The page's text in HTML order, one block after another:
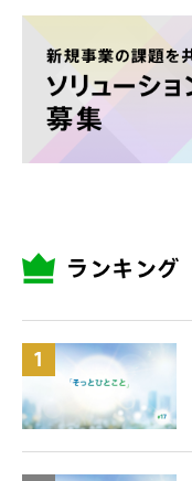
ランキング
1